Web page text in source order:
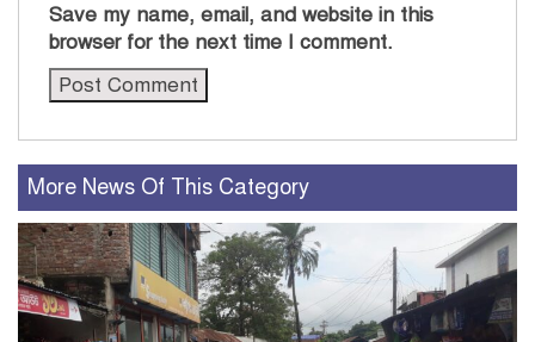
Save my name, email, and website in this
browser for the next time I comment.
More News Of This Category